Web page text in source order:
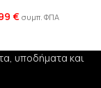
€ συμπ. ΦΠΑ
υποδήματα και